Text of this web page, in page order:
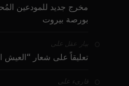
مخرج جديد للمودعين
بورصة بيروت
بيار عقل على
تعليقاً على شعار “العيش
قارىء على